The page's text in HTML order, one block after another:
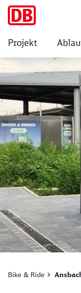
Projekt
Bike & Ride